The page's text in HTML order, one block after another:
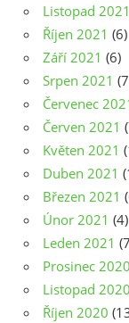
Listopad 2021
Říjen 2021 (6)
Září 2021 (6)
Srpen 2021
Červenec
Červen 2021
Květen 2021
Duben 2021
Březen 2021
Únor 2021 (4)
Leden 2021
Prosinec 2020
Listopad 2020
Říjen 2020